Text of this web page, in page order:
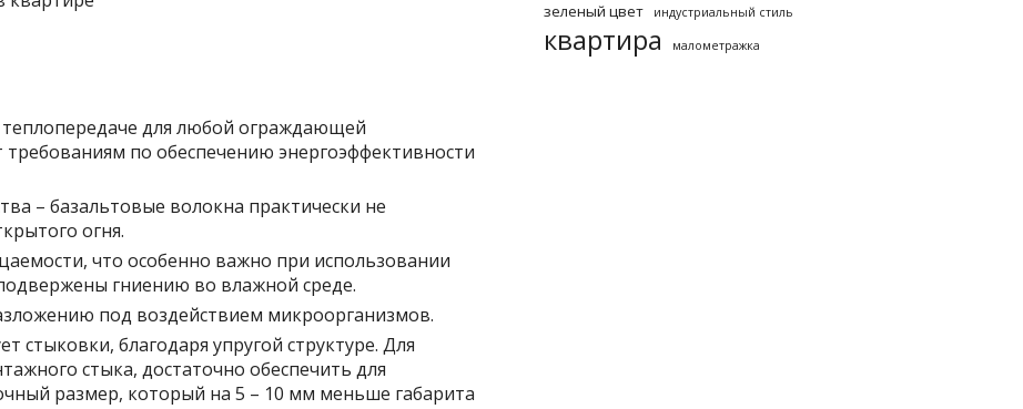
для любой ограждающей
по обеспечению энергоэффективности
– базальтовые волокна практически не
огня.
что особенно важно при использовании
гниению во влажной среде.
под воздействием микроорганизмов.
стыковки, благодаря упругой структуре. Для
стыка, достаточно обеспечить для
размер, который на 5 – 10 мм меньше габарита
зеленый цвет индустриальный стиль
квартира малометражка